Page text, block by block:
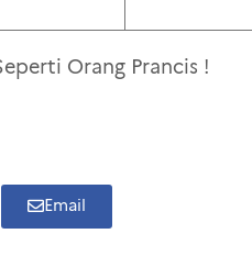
Orang Prancis !
Email